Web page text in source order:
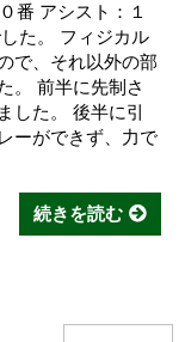
番 アシスト：１
た。 フィジカル
で、それ以外の部
。 前半に先制さ
した。 後半に引
ーができず、力で
続きを読む